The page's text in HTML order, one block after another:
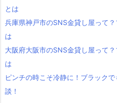
とは
兵庫県神戸市のSNS金貸し屋って
は
大阪府大阪市のSNS金貸し屋って
は
ピンチの時こそ冷静に！ブラック
談！